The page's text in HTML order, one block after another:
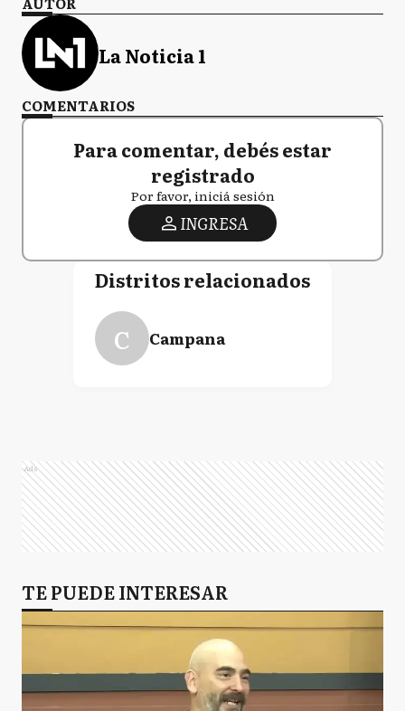
La Noticia 1
COMENTARIOS
Para comentar, debés estar
registrado
Por favor, iniciá sesión
INGRESA
Distritos relacionados
C Campana
Ads
TE PUEDE INTERESAR